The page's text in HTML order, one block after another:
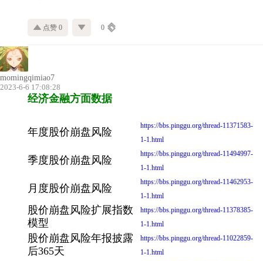
点赞 0 0
momingqimiao7
2023-6-6 17:08:28
经济金融方面数据
年度股价崩盘风险
https://bbs.pinggu.org/thread-11371583-
1-1.html
季度股价崩盘风险
https://bbs.pinggu.org/thread-11494997-
1-1.html
月度股价崩盘风险
https://bbs.pinggu.org/thread-11462953-
1-1.html
股价崩盘风险扩展指数
模型
https://bbs.pinggu.org/thread-11378385-
1-1.html
股价崩盘风险年报披露
后365天
https://bbs.pinggu.org/thread-11022859-
1-1.html